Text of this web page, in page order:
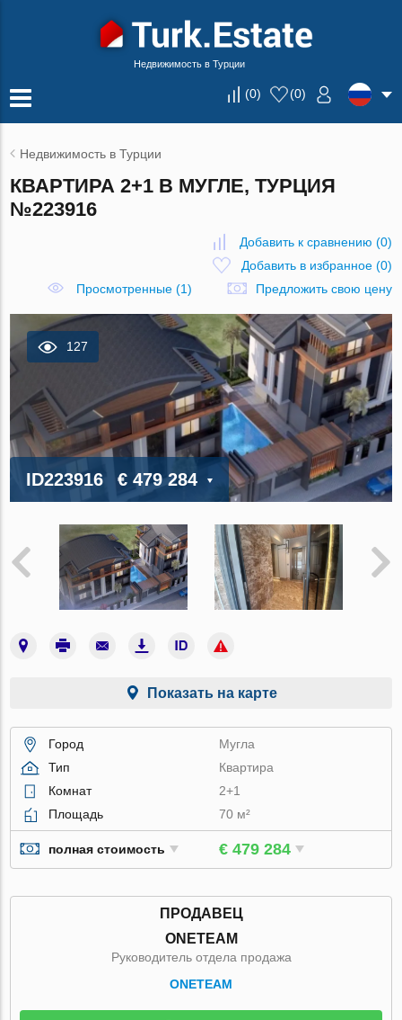
Недвижимость в Турции
(0) (0)
Недвижимость в Турции
КВАРТИРА 2+1 В МУГЛЕ, ТУРЦИЯ
№223916
Добавить к сравнению (0)
Добавить в избранное(0)
Просмотренные (1)
Предложить свою цену
127
ID223916 € 479 284
Показать на карте
Город
Мугла
Тип
Квартира
Комнат
2+1
Площадь
70 м²
полная стоимость € 479 284
ПРОДАВЕЦ
ONETEAM
Руководитель отдела продажа
ONETEAM